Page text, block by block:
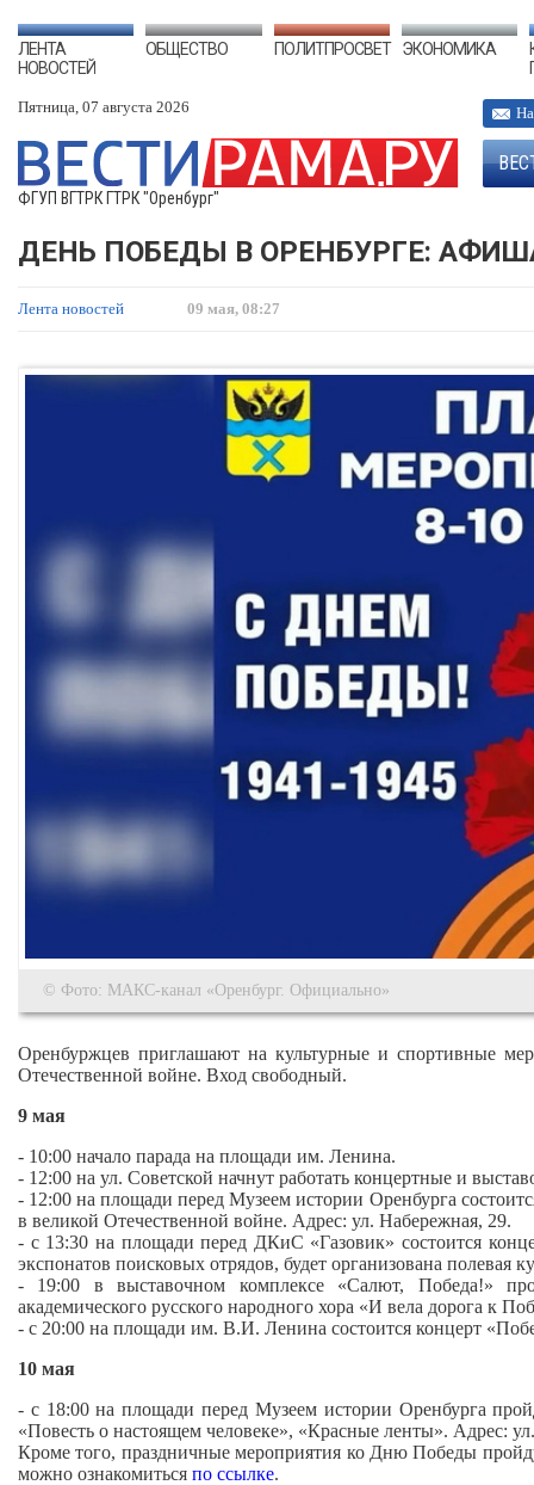
ЛЕНТА
НОВОСТЕЙ
ОБЩЕСТВО ПОЛИТПРОСВЕТ ЭКОНОМИКА
Пятница, 07 августа 2026
ФГУП ВГТРК ГТРК "Оренбург"
ДЕНЬ ПОБЕДЫ В ОРЕНБУРГЕ:
Лента новостей 09 мая, 08:27
© Фото: МАКС-канал «Оренбург. Официально»
Оренбуржцев приглашают на культурные и спортивные
Отечественной войне. Вход свободный.
9 мая
- 10:00 начало парада на площади им. Ленина.
- 12:00 на ул. Советской начнут работать концертные и
- 12:00 на площади перед Музеем истории Оренбурга
в великой Отечественной войне. Адрес: ул. Набережная, 29.
- с 13:30 на площади перед ДКиС «Газовик» состоится
экспонатов поисковых отрядов, будет организована полевая
- 19:00 в выставочном комплексе «Салют, Победа!»
академического русского народного хора «И вела дорога к
- с 20:00 на площади им. В.И. Ленина состоится концерт
10 мая
- с 18:00 на площади перед Музеем истории Оренбурга
«Повесть о настоящем человеке», «Красные ленты». Адрес:
Кроме того, праздничные мероприятия ко Дню Победы
можно ознакомиться по ссылке.